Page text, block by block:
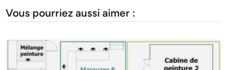
Vous pourriez aussi aimer :